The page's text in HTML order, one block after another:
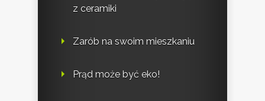
z ceramiki
Zarób na swoim mieszkaniu
Prąd może być eko!